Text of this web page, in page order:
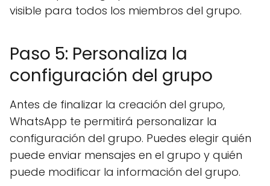
visible para todos los miembros del grupo.
Paso 5: Personaliza la
configuración del grupo
Antes de finalizar la creación del grupo,
WhatsApp te permitirá personalizar la
configuración del grupo. Puedes elegir quién
puede enviar mensajes en el grupo y quién
puede modificar la información del grupo.